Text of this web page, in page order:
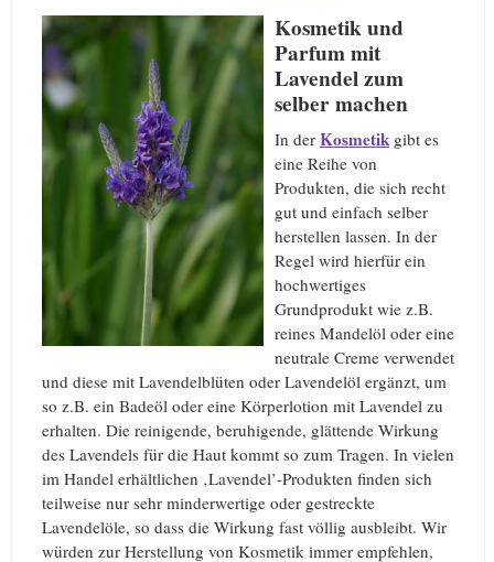
Kosmetik und
Parfum mit
Lavendel zum
selber machen
In der Kosmetik gibt es
eine Reihe von
Produkten, die sich recht
gut und einfach selber
herstellen lassen. In der
Regel wird hierfür ein
hochwertiges
Grundprodukt wie z.B.
reines Mandelöl oder eine
neutrale Creme verwendet
und diese mit Lavendelblüten oder Lavendelöl ergänzt, um
so z.B. ein Badeöl oder eine Körperlotion mit Lavendel zu
erhalten. Die reinigende, beruhigende, glättende Wirkung
des Lavendels für die Haut kommt so zum Tragen. In vielen
im Handel erhältlichen ‚Lavendel’-Produkten finden sich
teilweise nur sehr minderwertige oder gestreckte
Lavendelöle, so dass die Wirkung fast völlig ausbleibt. Wir
würden zur Herstellung von Kosmetik immer empfehlen,